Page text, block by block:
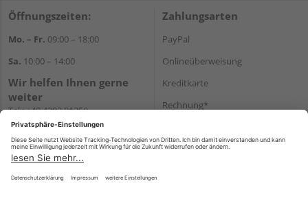
Öffnungszeiten:
Mo. – Fr. 09:00 – 18:00
Sa. 10:00 – 14:00
Wir helfen Ihnen gerne
weiter
Tel.:+49 4203 81350
E-Mail:shop@holz-
koehrmann.de
Zahlungsarten
PayPal
Onlineüberweisung
Kreditkarte
Rechnung*
Versand